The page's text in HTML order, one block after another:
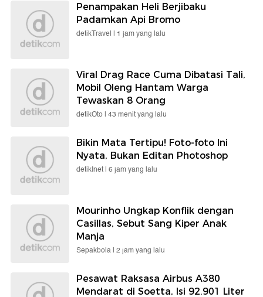
Penampakan Heli Berjibaku
Padamkan Api Bromo
detikTravel | 1 jam yang lalu
Viral Drag Race Cuma Dibatasi Tali,
Mobil Oleng Hantam Warga
Tewaskan 8 Orang
detikOto | 43 menit yang lalu
Bikin Mata Tertipu! Foto-foto Ini
Nyata, Bukan Editan Photoshop
detikInet | 6 jam yang lalu
Mourinho Ungkap Konflik dengan
Casillas, Sebut Sang Kiper Anak
Manja
Sepakbola | 2 jam yang lalu
Pesawat Raksasa Airbus A380
Mendarat di Soetta, Isi 92.901 Liter